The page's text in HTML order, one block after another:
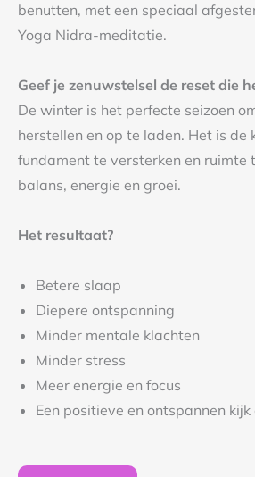
benutten, met een speciaal
Yoga Nidra-meditatie.
Geef je zenuwstelsel de reset die
De winter is het perfecte seizoen
herstellen en op te laden. Het is de
fundament te versterken en ruimte
balans, energie en groei.
Het resultaat?
Betere slaap
Diepere ontspanning
Minder mentale klachten
Minder stress
Meer energie en focus
Een positieve en ontspannen